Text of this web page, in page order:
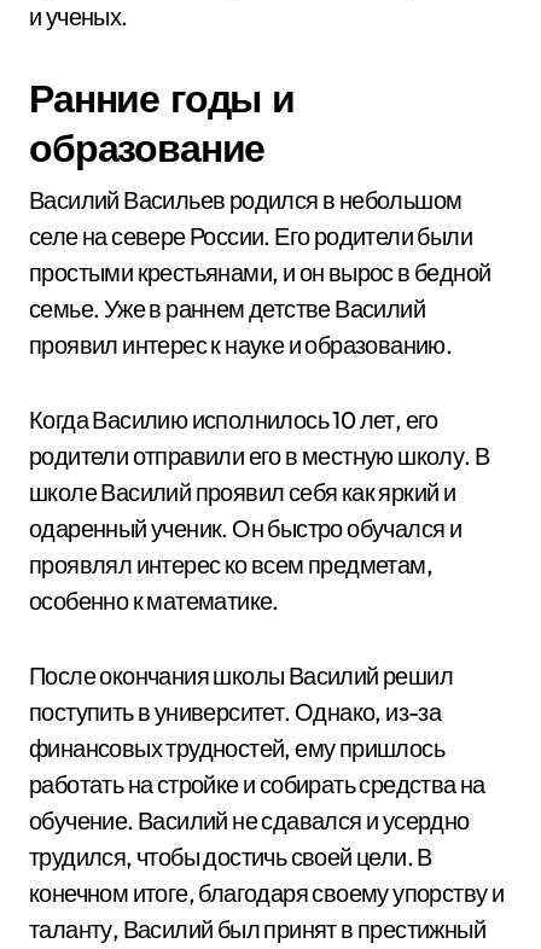
и ученых.
Ранние годы и
образование
Василий Васильев родился в небольшом
селе на севере России. Его родители были
простыми крестьянами, и он вырос в бедной
семье. Уже в раннем детстве Василий
проявил интерес к науке и образованию.
Когда Василию исполнилось 10 лет, его
родители отправили его в местную школу. В
школе Василий проявил себя как яркий и
одаренный ученик. Он быстро обучался и
проявлял интерес ко всем предметам,
особенно к математике.
После окончания школы Василий решил
поступить в университет. Однако, из-за
финансовых трудностей, ему пришлось
работать на стройке и собирать средства на
обучение. Василий не сдавался и усердно
трудился, чтобы достичь своей цели. В
конечном итоге, благодаря своему упорству и
таланту, Василий был принят в престижный